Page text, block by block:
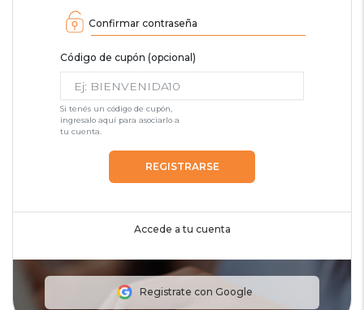
Confirmar contraseña
Código de cupón (opcional)
Si tenés un código de cupón,
ingresalo aquí para asociarlo a
tu cuenta.
REGISTRARSE
Accede a tu cuenta
Registrate con Google